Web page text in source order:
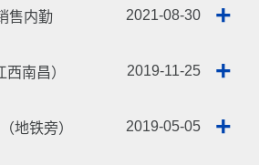
售内勤 2021-08-30 +
南昌） 2019-11-25 +
地铁旁） 2019-05-05 +